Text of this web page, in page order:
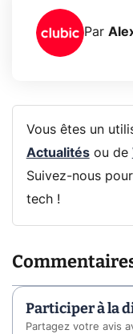
Par
Vous êtes un
Actualitésou de
Suivez-nous
tech !
Participer à la
Partagez votre avis